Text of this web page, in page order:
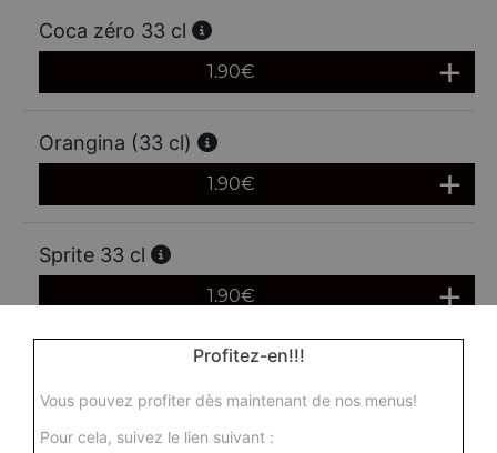
Coca zéro 33 cl
1.90€
Orangina (33 cl)
1.90€
Sprite 33 cl
1.90€
1.90€
Profitez-en!!!
Vous pouvez profiter dès maintenant de nos menus!
Pour cela, suivez le lien suivant :